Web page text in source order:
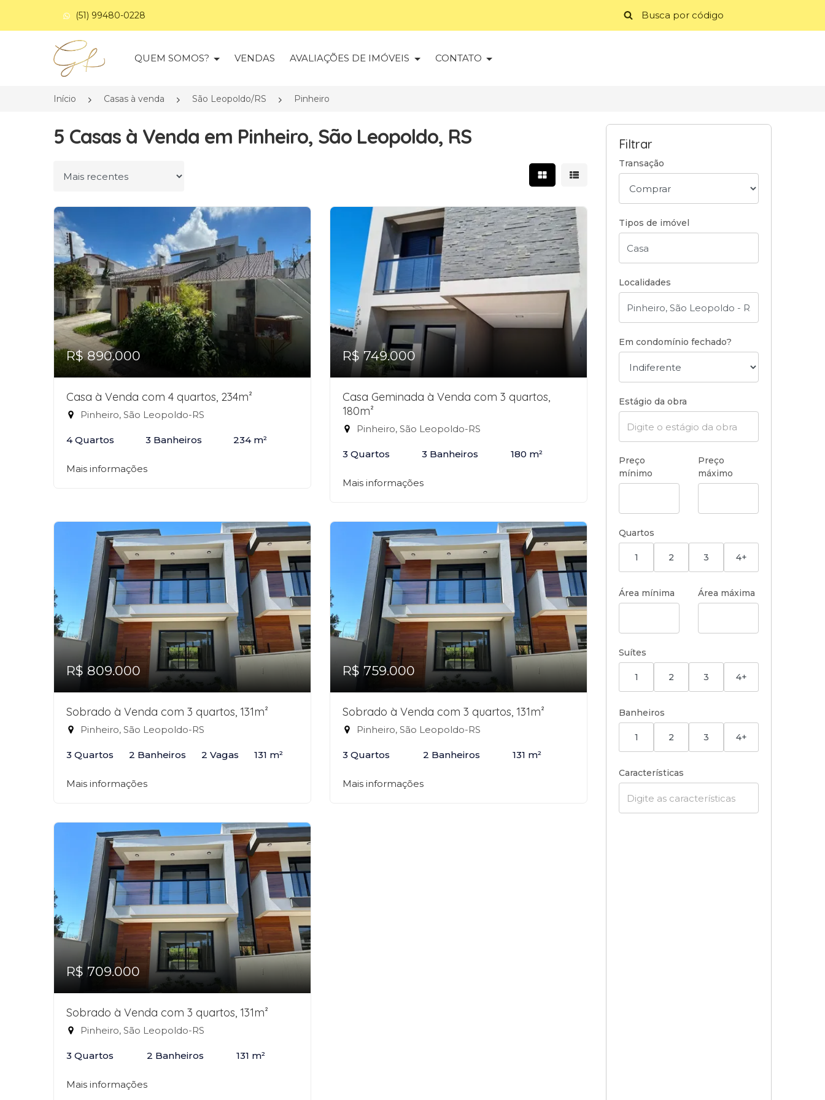
(51) 99480-0228
Página inicial
QUEM SOMOS? VENDAS AVALIAÇÕES DE IMÓVEIS CONTATO
Início Casas à venda São Leopoldo/RS Pinheiro
5 Casas à Venda em Pinheiro, São Leopoldo, RS
Ordenar por Mostrar resultados em grade
Mostrar resultados em lista
R$ 890.000
Casa à Venda com 4 quartos, 234m²
Pinheiro, São Leopoldo-RS
4 Quartos 3 Banheiros 234 m²
Mais informações
R$ 749.000
Casa Geminada à Venda com 3 quartos,
180m²
Pinheiro, São Leopoldo-RS
3 Quartos 3 Banheiros 180 m²
Mais informações
R$ 809.000
Sobrado à Venda com 3 quartos, 131m²
Pinheiro, São Leopoldo-RS
3 Quartos 2 Banheiros 2 Vagas 131 m²
Mais informações
R$ 759.000
Sobrado à Venda com 3 quartos, 131m²
Pinheiro, São Leopoldo-RS
3 Quartos 2 Banheiros 131 m²
Mais informações
R$ 709.000
Sobrado à Venda com 3 quartos, 131m²
Pinheiro, São Leopoldo-RS
3 Quartos 2 Banheiros 131 m²
Mais informações
Filtrar
Transação
Tipos de imóvel
Localidades
Em condomínio fechado?
Estágio da obra
Preço
mínimo
Preço
máximo
Quartos
1 2 3 4+
Área mínima Área máxima
Suítes
1 2 3 4+
Banheiros
1 2 3 4+
Características